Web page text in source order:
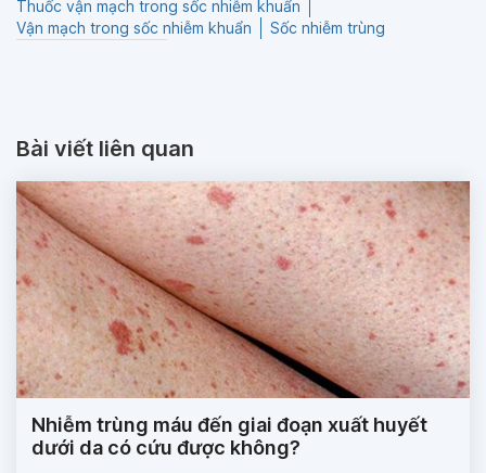
Thuốc vận mạch trong sốc nhiễm khuẩn
Vận mạch trong sốc nhiễm khuẩn
Sốc nhiễm trùng
Bài viết liên quan
Nhiễm trùng máu đến giai đoạn xuất huyết
dưới da có cứu được không?